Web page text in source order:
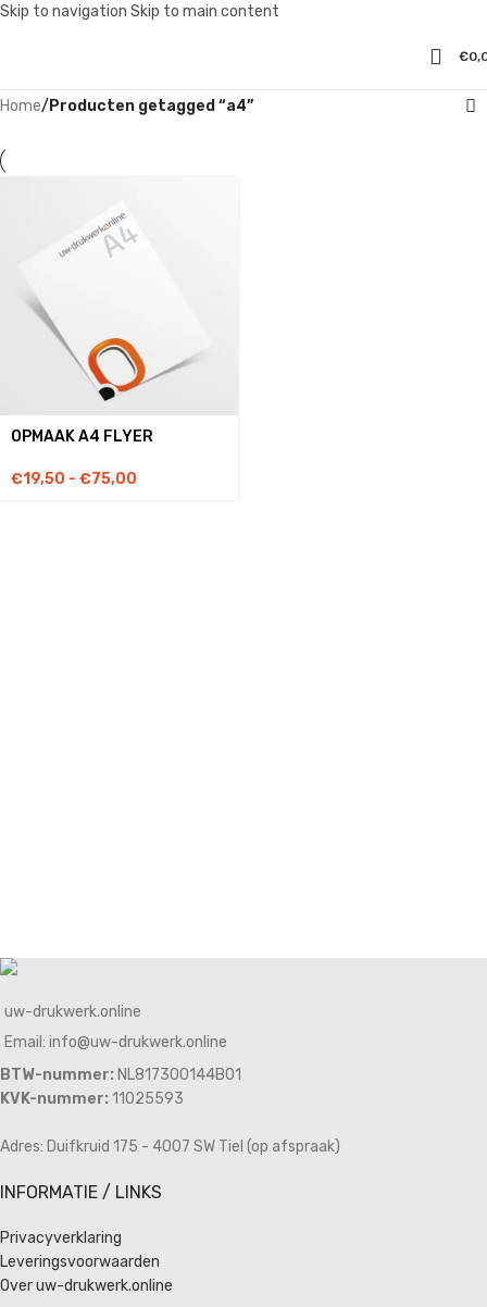
Skip to navigation Skip to main content
€
Home/ Producten getagged “a4”
OPMAAK A4 FLYER
€19,50 - €75,00
uw-drukwerk.online
Email: info@uw-drukwerk.online
BTW-nummer: NL817300144B01
KVK-nummer: 11025593
Adres: Duifkruid 175 - 4007 SW Tiel (op afspraak)
INFORMATIE / LINKS
Privacyverklaring
Leveringsvoorwaarden
Over uw-drukwerk.online